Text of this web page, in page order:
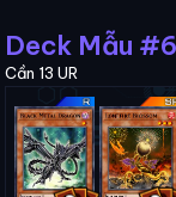
Deck Mẫu
Cần 13 UR